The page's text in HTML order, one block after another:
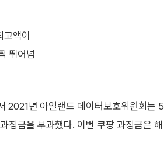
액이
뛰어넘
2021년 아일랜드 데이터보호위원회는 5
금을 부과했다. 이번 쿠팡 과징금은 해